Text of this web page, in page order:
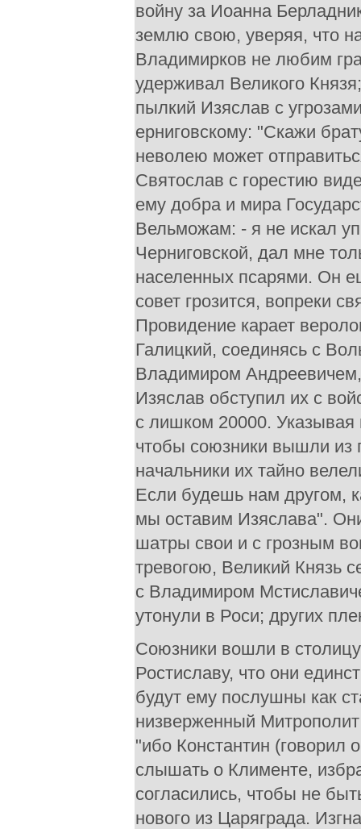
войну за Иоанна
землю свою, уверяя, что
Владимирков не любим
удерживал Великого
пылкий Изяслав с
ерниговскому: "Скажи
неволею может
Святослав с горестию
ему добра и мира
Вельможам: - я не искал
Черниговской, дал мне
населенных псарями. Он
совет грозится, вопреки
Провидение карает
Галицкий, соединясь с
Владимиром Андреевичем,
Изяслав обступил их с
с лишком 20000. Указывая
чтобы союзники вышли из
начальники их тайно
Если будешь нам другом,
мы оставим Изяслава".
шатры свои и с грозным
тревогою, Великий Князь
с Владимиром
утонули в Роси; других
Союзники вошли в
Ростиславу, что они
будут ему послушны как
низверженный
"ибо Константин (говорил
слышать о Клименте,
согласились, чтобы не
нового из Царяграда.